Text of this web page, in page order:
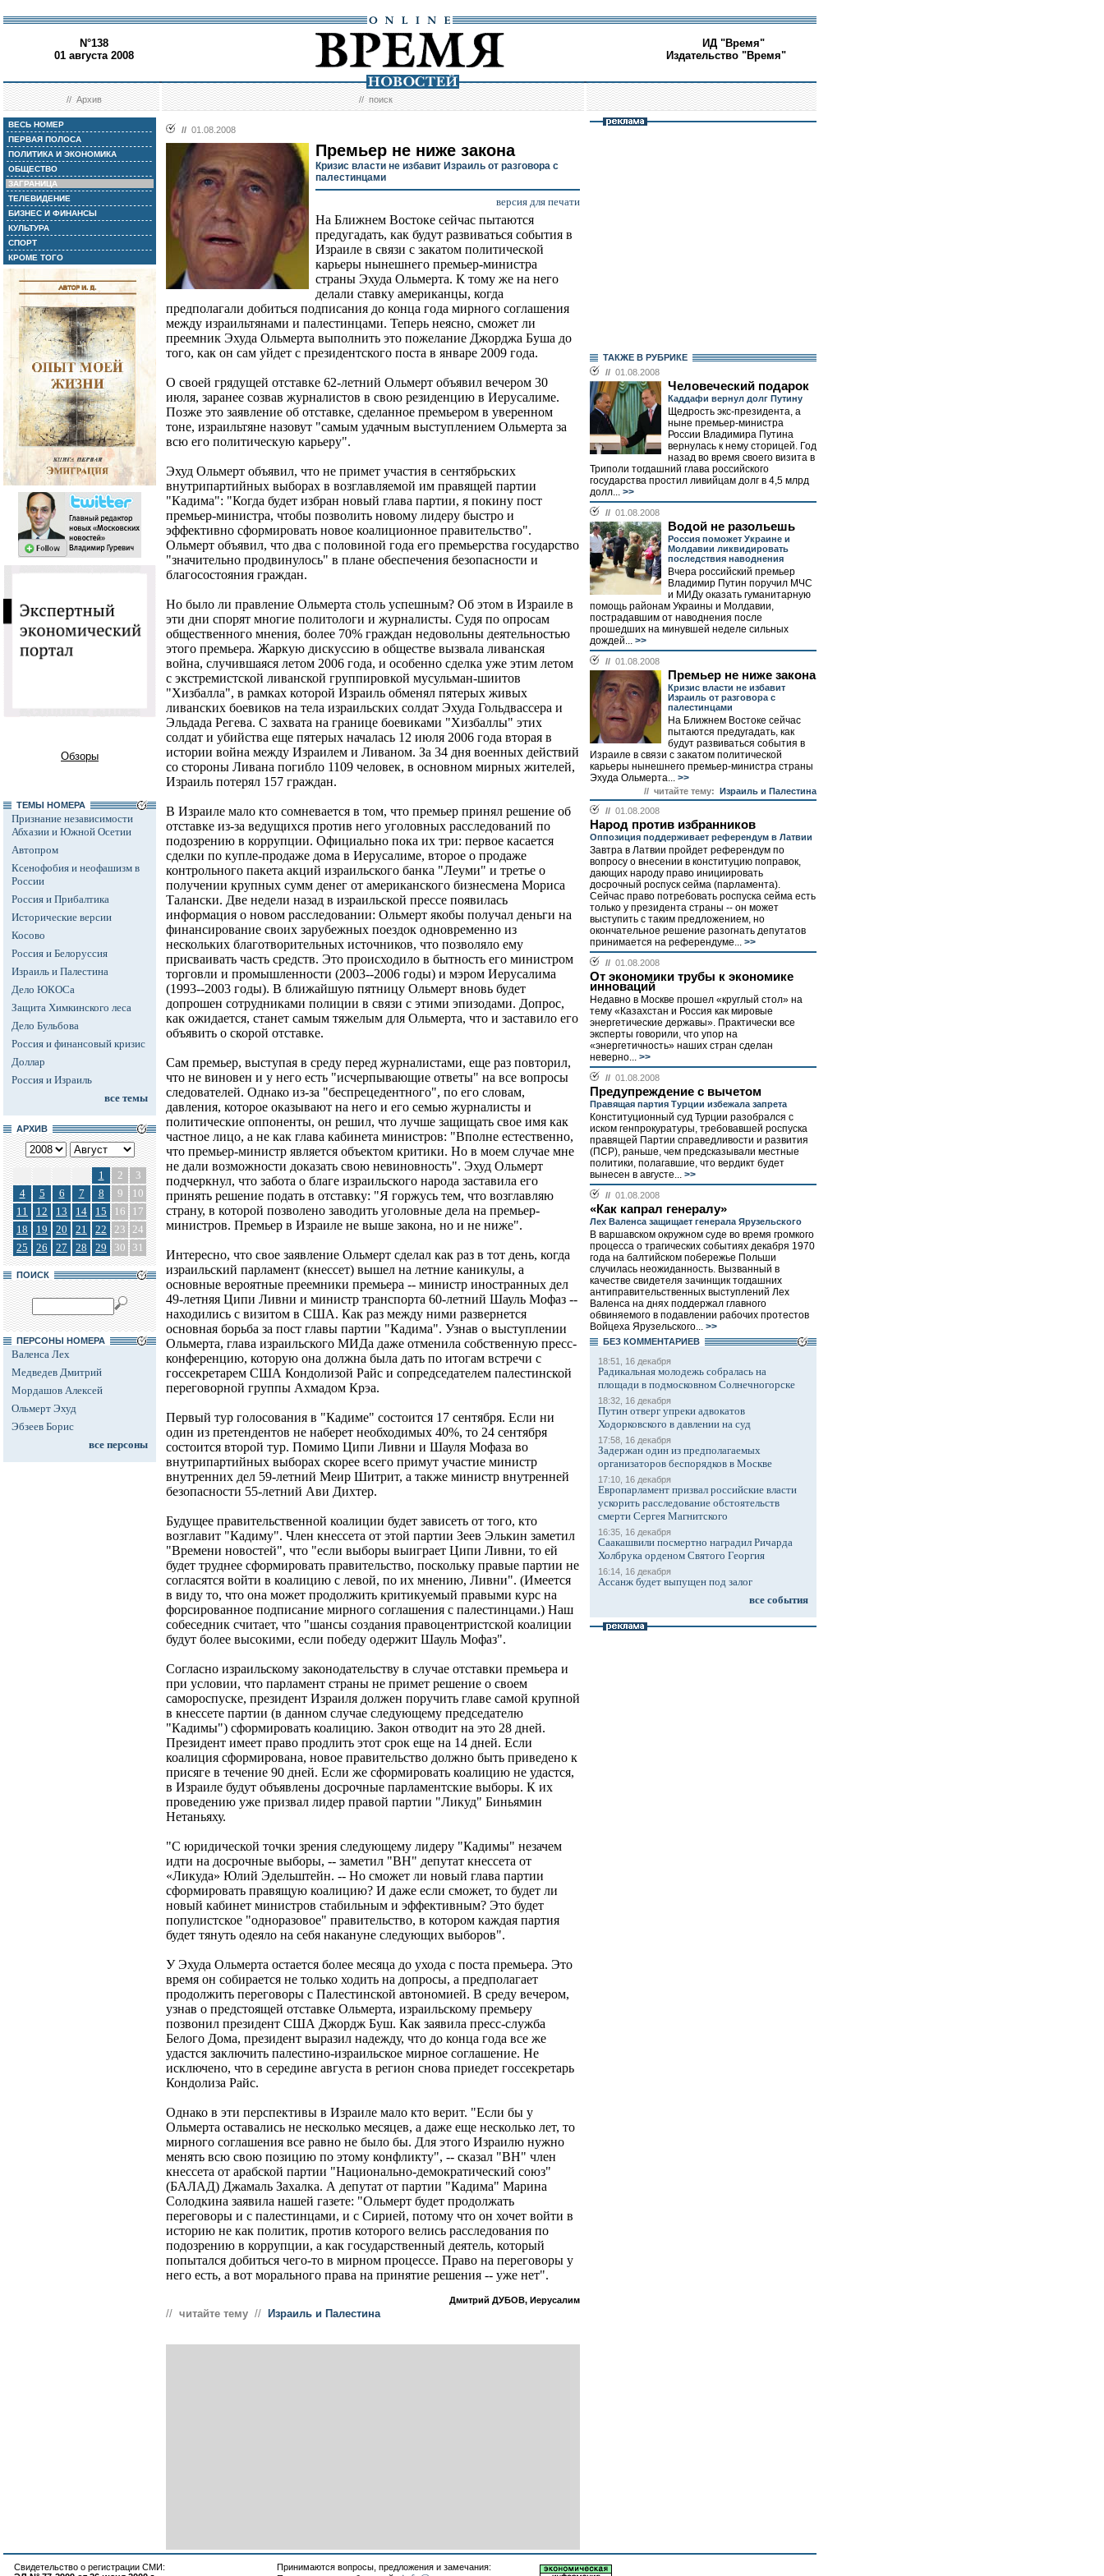
N°138
01 августа 2008
ИД "Время"
Издательство "Время"
//Архив //поиск
ВЕСЬ НОМЕР
ПЕРВАЯ ПОЛОСА
ПОЛИТИКА И ЭКОНОМИКА
ОБЩЕСТВО
ЗАГРАНИЦА
ТЕЛЕВИДЕНИЕ
БИЗНЕС И ФИНАНСЫ
КУЛЬТУРА
СПОРТ
КРОМЕ ТОГО
Обзоры
ТЕМЫ НОМЕРА
Признание независимости
Абхазии и Южной Осетии
Автопром
Ксенофобия и неофашизм в
России
Россия и Прибалтика
Исторические версии
Косово
Россия и Белоруссия
Израиль и Палестина
Дело ЮКОСа
Защита Химкинского леса
Дело Бульбова
Россия и финансовый кризис
Доллар
Россия и Израиль
все темы
АРХИВ
1 2
3
4
5 6 7 8 9
10
11
12 13 14 15 16
17
18
19 20 21 22 23 24
25
26 27 28 29 30 31
ПОИСК
ПЕРСОНЫ НОМЕРА
Валенса Лех
Медведев Дмитрий
Мордашов Алексей
Ольмерт Эхуд
Эбзеев Борис
все персоны
// 01.08.2008
Премьер не ниже закона
Кризис власти не избавит Израиль от разговора с
палестинцами
версия для печати
На Ближнем Востоке сейчас пытаются
предугадать, как будут развиваться события в
Израиле в связи с закатом политической
карьеры нынешнего премьер-министра
страны Эхуда Ольмерта. К тому же на него
делали ставку американцы, когда
предполагали добиться подписания до конца года мирного соглашения
между израильтянами и палестинцами. Теперь неясно, сможет ли
преемник Эхуда Ольмерта выполнить это пожелание Джорджа Буша до
того, как он сам уйдет с президентского поста в январе 2009 года.
О своей грядущей отставке 62-летний Ольмерт объявил вечером 30
июля, заранее созвав журналистов в свою резиденцию в Иерусалиме.
Позже это заявление об отставке, сделанное премьером в уверенном
тоне, израильтяне назовут "самым удачным выступлением Ольмерта за
всю его политическую карьеру".
Эхуд Ольмерт объявил, что не примет участия в сентябрьских
внутрипартийных выборах в возглавляемой им правящей партии
"Кадима": "Когда будет избран новый глава партии, я покину пост
премьер-министра, чтобы позволить новому лидеру быстро и
эффективно сформировать новое коалиционное правительство".
Ольмерт объявил, что два с половиной года его премьерства государство
"значительно продвинулось" в плане обеспечения безопасности и
благосостояния граждан.
Но было ли правление Ольмерта столь успешным? Об этом в Израиле в
эти дни спорят многие политологи и журналисты. Судя по опросам
общественного мнения, более 70% граждан недовольны деятельностью
этого премьера. Жаркую дискуссию в обществе вызвала ливанская
война, случившаяся летом 2006 года, и особенно сделка уже этим летом
с экстремистской ливанской группировкой мусульман-шиитов
"Хизбалла", в рамках которой Израиль обменял пятерых живых
ливанских боевиков на тела израильских солдат Эхуда Гольдвассера и
Эльдада Регева. С захвата на границе боевиками "Хизбаллы" этих
солдат и убийства еще пятерых началась 12 июля 2006 года вторая в
истории война между Израилем и Ливаном. За 34 дня военных действий
со стороны Ливана погибло 1109 человек, в основном мирных жителей,
Израиль потерял 157 граждан.
В Израиле мало кто сомневается в том, что премьер принял решение об
отставке из-за ведущихся против него уголовных расследований по
подозрению в коррупции. Официально пока их три: первое касается
сделки по купле-продаже дома в Иерусалиме, второе о продаже
контрольного пакета акций израильского банка "Леуми" и третье о
получении крупных сумм денег от американского бизнесмена Мориса
Талански. Две недели назад в израильской прессе появилась
информация о новом расследовании: Ольмерт якобы получал деньги на
финансирование своих зарубежных поездок одновременно из
нескольких благотворительных источников, что позволяло ему
присваивать часть средств. Это происходило в бытность его министром
торговли и промышленности (2003--2006 годы) и мэром Иерусалима
(1993--2003 годы). В ближайшую пятницу Ольмерт вновь будет
допрошен сотрудниками полиции в связи с этими эпизодами. Допрос,
как ожидается, станет самым тяжелым для Ольмерта, что и заставило его
объявить о скорой отставке.
Сам премьер, выступая в среду перед журналистами, еще раз повторил,
что не виновен и у него есть "исчерпывающие ответы" на все вопросы
следователей. Однако из-за "беспрецедентного", по его словам,
давления, которое оказывают на него и его семью журналисты и
политические оппоненты, он решил, что лучше защищать свое имя как
частное лицо, а не как глава кабинета министров: "Вполне естественно,
что премьер-министр является объектом критики. Но в моем случае мне
не дали возможности доказать свою невиновность". Эхуд Ольмерт
подчеркнул, что забота о благе израильского народа заставила его
принять решение подать в отставку: "Я горжусь тем, что возглавляю
страну, в которой позволено заводить уголовные дела на премьер-
министров. Премьер в Израиле не выше закона, но и не ниже".
Интересно, что свое заявление Ольмерт сделал как раз в тот день, когда
израильский парламент (кнессет) вышел на летние каникулы, а
основные вероятные преемники премьера -- министр иностранных дел
49-летняя Ципи Ливни и министр транспорта 60-летний Шауль Мофаз --
находились с визитом в США. Как раз между ними развернется
основная борьба за пост главы партии "Кадима". Узнав о выступлении
Ольмерта, глава израильского МИДа даже отменила собственную пресс-
конференцию, которую она должна была дать по итогам встречи с
госсекретарем США Кондолизой Райс и сопредседателем палестинской
переговорной группы Ахмадом Крэа.
Первый тур голосования в "Кадиме" состоится 17 сентября. Если ни
один из претендентов не наберет необходимых 40%, то 24 сентября
состоится второй тур. Помимо Ципи Ливни и Шауля Мофаза во
внутрипартийных выборах скорее всего примут участие министр
внутренних дел 59-летний Меир Шитрит, а также министр внутренней
безопасности 55-летний Ави Дихтер.
Будущее правительственной коалиции будет зависеть от того, кто
возглавит "Кадиму". Член кнессета от этой партии Зеев Элькин заметил
"Времени новостей", что "если выборы выиграет Ципи Ливни, то ей
будет труднее сформировать правительство, поскольку правые партии не
согласятся войти в коалицию с левой, по их мнению, Ливни". (Имеется
в виду то, что она может продолжить критикуемый правыми курс на
форсированное подписание мирного соглашения с палестинцами.) Наш
собеседник считает, что "шансы создания правоцентристской коалиции
будут более высокими, если победу одержит Шауль Мофаз".
Согласно израильскому законодательству в случае отставки премьера и
при условии, что парламент страны не примет решение о своем
самороспуске, президент Израиля должен поручить главе самой крупной
в кнессете партии (в данном случае следующему председателю
"Кадимы") сформировать коалицию. Закон отводит на это 28 дней.
Президент имеет право продлить этот срок еще на 14 дней. Если
коалиция сформирована, новое правительство должно быть приведено к
присяге в течение 90 дней. Если же сформировать коалицию не удастся,
в Израиле будут объявлены досрочные парламентские выборы. К их
проведению уже призвал лидер правой партии "Ликуд" Биньямин
Нетаньяху.
"С юридической точки зрения следующему лидеру "Кадимы" незачем
идти на досрочные выборы, -- заметил "ВН" депутат кнессета от
«Ликуда» Юлий Эдельштейн. -- Но сможет ли новый глава партии
сформировать правящую коалицию? И даже если сможет, то будет ли
новый кабинет министров стабильным и эффективным? Это будет
популистское "одноразовое" правительство, в котором каждая партия
будет тянуть одеяло на себя накануне следующих выборов".
У Эхуда Ольмерта остается более месяца до ухода с поста премьера. Это
время он собирается не только ходить на допросы, а предполагает
продолжить переговоры с Палестинской автономией. В среду вечером,
узнав о предстоящей отставке Ольмерта, израильскому премьеру
позвонил президент США Джордж Буш. Как заявила пресс-служба
Белого Дома, президент выразил надежду, что до конца года все же
удастся заключить палестино-израильское мирное соглашение. Не
исключено, что в середине августа в регион снова приедет госсекретарь
Кондолиза Райс.
Однако в эти перспективы в Израиле мало кто верит. "Если бы у
Ольмерта оставались не несколько месяцев, а даже еще несколько лет, то
мирного соглашения все равно не было бы. Для этого Израилю нужно
менять всю свою позицию по этому конфликту", -- сказал "ВН" член
кнессета от арабской партии "Национально-демократический союз"
(БАЛАД) Джамаль Захалка. А депутат от партии "Кадима" Марина
Солодкина заявила нашей газете: "Ольмерт будет продолжать
переговоры и с палестинцами, и с Сирией, потому что он хочет войти в
историю не как политик, против которого велись расследования по
подозрению в коррупции, а как государственный деятель, который
попытался добиться чего-то в мирном процессе. Право на переговоры у
него есть, а вот морального права на принятие решения -- уже нет".
Дмитрий ДУБОВ, Иерусалим
// читайте тему // Израиль и Палестина
ТАКЖЕ В РУБРИКЕ
// 01.08.2008
Человеческий подарок
Каддафи вернул долг Путину
Щедрость экс-президента, а
ныне премьер-министра
России Владимира Путина
вернулась к нему сторицей. Год
назад во время своего визита в
Триполи тогдашний глава российского
государства простил ливийцам долг в 4,5 млрд
долл... >>
// 01.08.2008
Водой не разольешь
Россия поможет Украине и
Молдавии ликвидировать
последствия наводнения
Вчера российский премьер
Владимир Путин поручил МЧС
и МИДу оказать гуманитарную
помощь районам Украины и Молдавии,
пострадавшим от наводнения после
прошедших на минувшей неделе сильных
дождей... >>
// 01.08.2008
Премьер не ниже закона
Кризис власти не избавит
Израиль от разговора с
палестинцами
На Ближнем Востоке сейчас
пытаются предугадать, как
будут развиваться события в
Израиле в связи с закатом политической
карьеры нынешнего премьер-министра страны
Эхуда Ольмерта... >>
// читайте тему: Израиль и Палестина
// 01.08.2008
Народ против избранников
Оппозиция поддерживает референдум в Латвии
Завтра в Латвии пройдет референдум по
вопросу о внесении в конституцию поправок,
дающих народу право инициировать
досрочный роспуск сейма (парламента).
Сейчас право потребовать роспуска сейма есть
только у президента страны -- он может
выступить с таким предложением, но
окончательное решение разогнать депутатов
принимается на референдуме... >>
// 01.08.2008
От экономики трубы к экономике
инноваций
Недавно в Москве прошел «круглый стол» на
тему «Казахстан и Россия как мировые
энергетические державы». Практически все
эксперты говорили, что упор на
«энергетичность» наших стран сделан
неверно... >>
// 01.08.2008
Предупреждение с вычетом
Правящая партия Турции избежала запрета
Конституционный суд Турции разобрался с
иском генпрокуратуры, требовавшей роспуска
правящей Партии справедливости и развития
(ПСР), раньше, чем предсказывали местные
политики, полагавшие, что вердикт будет
вынесен в августе... >>
// 01.08.2008
«Как капрал генералу»
Лех Валенса защищает генерала Ярузельского
В варшавском окружном суде во время громкого
процесса о трагических событиях декабря 1970
года на балтийском побережье Польши
случилась неожиданность. Вызванный в
качестве свидетеля зачинщик тогдашних
антиправительственных выступлений Лех
Валенса на днях поддержал главного
обвиняемого в подавлении рабочих протестов
Войцеха Ярузельского... >>
БЕЗ КОМMЕНТАРИЕВ
18:51, 16 декабря
Радикальная молодежь собралась на
площади в подмосковном Солнечногорске
18:32, 16 декабря
Путин отверг упреки адвокатов
Ходорковского в давлении на суд
17:58, 16 декабря
Задержан один из предполагаемых
организаторов беспорядков в Москве
17:10, 16 декабря
Европарламент призвал российские власти
ускорить расследование обстоятельств
смерти Сергея Магнитского
16:35, 16 декабря
Саакашвили посмертно наградил Ричарда
Холбрука орденом Святого Георгия
16:14, 16 декабря
Ассанж будет выпущен под залог
все события
Свидетельство о регистрации СМИ:
Принимаются вопросы, предложения и замечания: